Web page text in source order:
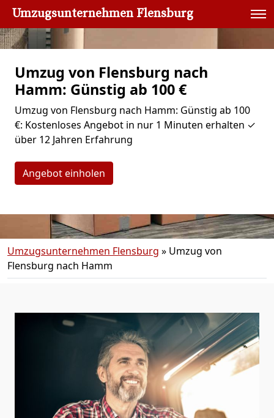
Umzugsunternehmen Flensburg
Umzug von Flensburg nach
Hamm: Günstig ab 100 €
Umzug von Flensburg nach Hamm: Günstig ab 100
€: Kostenloses Angebot in nur 1 Minuten erhalten ✓
über 12 Jahren Erfahrung
Angebot einholen
Umzugsunternehmen Flensburg » Umzug von
Flensburg nach Hamm